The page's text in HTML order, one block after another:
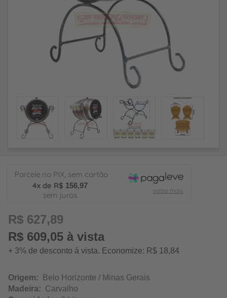
156,97
R$ 627,89
R$ 609,05 à vista
+ 3% de desconto á vista. Economize: R$ 18,84
Origem: Belo Horizonte / Minas Gerais
Madeira: Carvalho